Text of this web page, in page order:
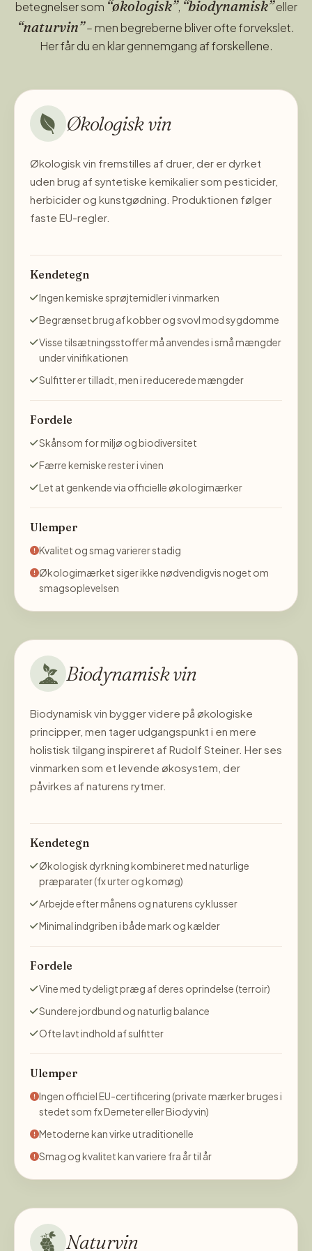
bedst!
betegnelser som “økologisk”, “biodynamisk”eller
“naturvin”– men begreberne bliver ofte forvekslet.
Her får du en klar gennemgang af forskellene.
Økologisk vin
Økologisk vin fremstilles af druer, der er dyrket
uden brug af syntetiske kemikalier som pesticider,
herbicider og kunstgødning. Produktionen følger
faste EU-regler.
Kendetegn
Ingen kemiske sprøjtemidler i vinmarken
Begrænset brug af kobber og svovl mod sygdomme
Visse tilsætningsstoffer må anvendes i små mængder
under vinifikationen
Sulfitter er tilladt, men i reducerede mængder
Fordele
Skånsom for miljø og biodiversitet
Færre kemiske rester i vinen
Let at genkende via officielle økologimærker
Ulemper
Kvalitet og smag varierer stadig
Økologimærket siger ikke nødvendigvis noget om
smagsoplevelsen
Biodynamisk vin
Biodynamisk vin bygger videre på økologiske
principper, men tager udgangspunkt i en mere
holistisk tilgang inspireret af Rudolf Steiner. Her ses
vinmarken som et levende økosystem, der
påvirkes af naturens rytmer.
Kendetegn
Økologisk dyrkning kombineret med naturlige
præparater (fx urter og komøg)
Arbejde efter månens og naturens cyklusser
Minimal indgriben i både mark og kælder
Fordele
Vine med tydeligt præg af deres oprindelse (terroir)
Sundere jordbund og naturlig balance
Ofte lavt indhold af sulfitter
Ulemper
Ingen officiel EU-certificering (private mærker bruges i
stedet som fx Demeter eller Biodyvin)
Metoderne kan virke utraditionelle
Smag og kvalitet kan variere fra år til år
Naturvin